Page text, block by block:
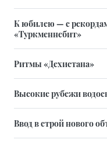
К юбилею — с
«Туркменнебит»
Ритмы «Дехистана»
Высокие рубежи
Ввод в строй нового